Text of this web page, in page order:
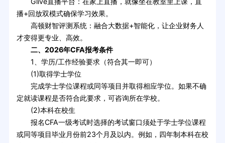
播+回放双模式确保学习效果。
高顿财智评测系统：融合大数据+智能化，让企业财务人
才变得更专业、高效。
二、2026年CFA报考条件
1、学历/工作经验要求（符合其一即可）
(1)取得学士学位
完成学士学位课程或同等项目并取得相应学位。如果不确
定就读课程是否符合此要求，可咨询所在学校。
(2)本科在校生
报名CFA一级考试时选择的考试窗口须处于学士学位课程
或同等项目毕业月份前23个月及以内。例如，四年制本科在校